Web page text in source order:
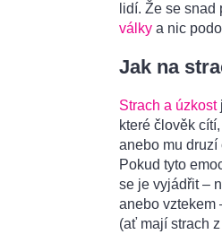
lidí. Že se snad
války a nic
Jak na
Strach a úzkost
které člověk
anebo mu
Pokud tyto
se je vyjádřit –
anebo vztekem
(ať mají strach